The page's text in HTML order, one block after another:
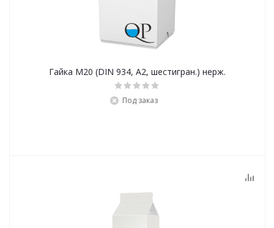
Гайка М20 (DIN 934, А2, шестигран.) нерж.
Под заказ